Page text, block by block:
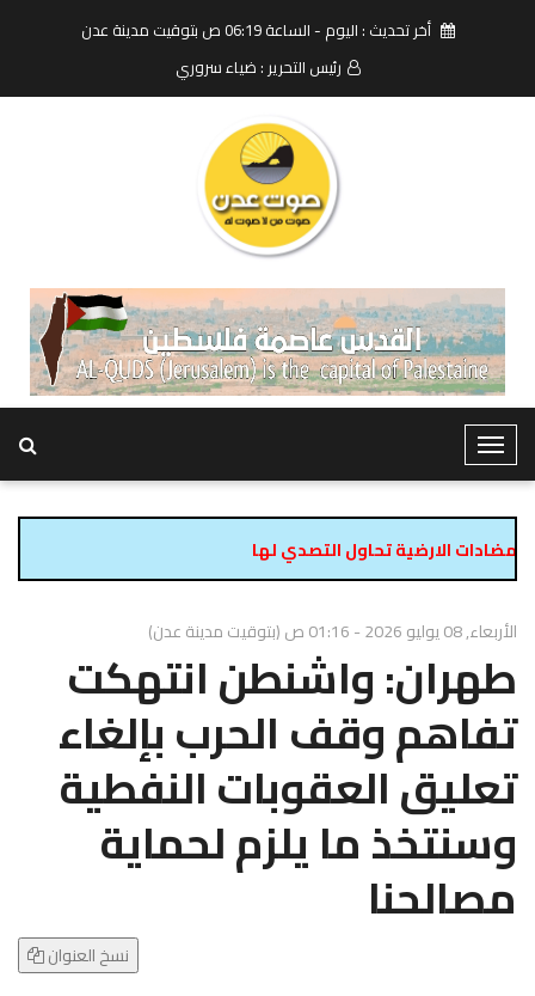
أخر تحديث : اليوم - الساعة 06:19 ص بتوقيت مدينة عدن
رئيس التحرير : ضياء سروري
T
o
l
N
g
t
o
الارضية تحاول التصدي لها
الأربعاء, 08 يوليو 2026 - 01:16 ص (بتوقيت مدينة عدن)
طهران: واشنطن انتهكت
تفاهم وقف الحرب بإلغاء
تعليق العقوبات النفطية
وسنتخذ ما يلزم لحماية
مصالحنا
نسخ العنوان